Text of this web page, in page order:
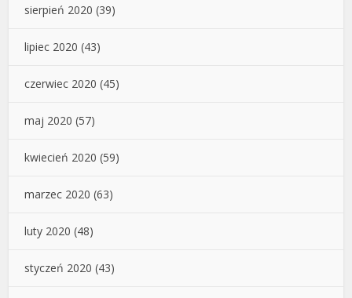
sierpień 2020 (39)
lipiec 2020 (43)
czerwiec 2020 (45)
maj 2020 (57)
kwiecień 2020 (59)
marzec 2020 (63)
luty 2020 (48)
styczeń 2020 (43)